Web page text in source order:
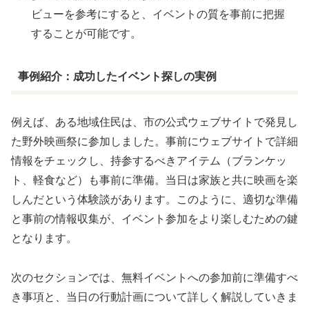
ビューを参考にすると、イベントの質を事前に把握
することが可能です。
事例紹介：成功したイベント探しの実例
例えば、ある地域住民は、市の公式ウェブサイトで発見し
た野外映画祭に参加しました。事前にウェブサイトで詳細
情報をチェックし、持参するべきアイテム（ブランケッ
ト、軽食など）も事前に準備。当日は家族と共に映画を楽
しんだという体験談があります。このように、適切な準備
と事前の情報収集が、イベント参加をより楽しむための鍵
となります。
次のセクションでは、無料イベントへの参加前に準備すべ
き事項と、当日の行動計画について詳しく解説していきま